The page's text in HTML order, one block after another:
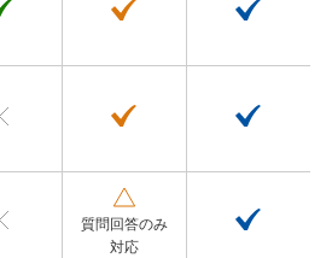
質問回答のみ
対応